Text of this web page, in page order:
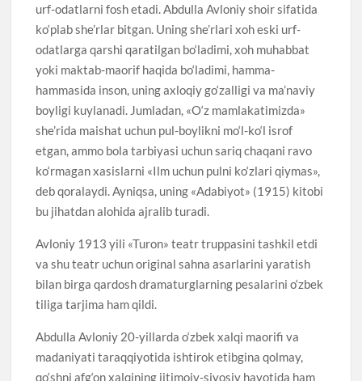
urf-odatlarni fosh etadi. Abdulla Avloniy shoir sifatida
ko‘plab she’rlar bitgan. Uning she’rlari xoh eski urf-
odatlarga qarshi qaratilgan bo‘ladimi, xoh muhabbat
yoki maktab-maorif haqida bo‘ladimi, hamma-
hammasida inson, uning axloqiy go‘zalligi va ma’naviy
boyligi kuylanadi. Jumladan, «O‘z mamlakatimizda»
she’rida maishat uchun pul-boylikni mo‘l-ko‘l isrof
etgan, ammo bola tarbiyasi uchun sariq chaqani ravo
ko‘rmagan xasislarni «Ilm uchun pulni ko‘zlari qiymas»,
deb qoralaydi. Ayniqsa, uning «Adabiyot» (1915) kitobi
bu jihatdan alohida ajralib turadi.
Avloniy 1913 yili «Turon» teatr truppasini tashkil etdi
va shu teatr uchun original sahna asarlarini yaratish
bilan birga qardosh dramaturglarning pesalarini o‘zbek
tiliga tarjima ham qildi.
Abdulla Avloniy 20-yillarda o‘zbek xalqi maorifi va
madaniyati taraqqiyotida ishtirok etibgina qolmay,
qo‘shni afg‘on xalqining ijtimoiy-siyosiy hayotida ham